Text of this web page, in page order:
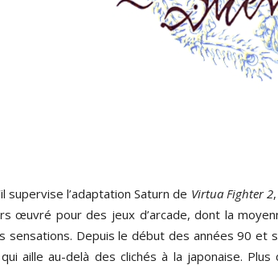
supervise l’adaptation Saturn de Virtua Fighter 2
œuvré pour des jeux d’arcade, dont la
sensations. Depuis le début des années 90 et
aille au-delà des clichés à la japonaise.